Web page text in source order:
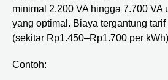
minimal 2.200 VA hingga 7.700 VA
yang optimal. Biaya tergantung
(sekitar Rp1.450–Rp1.700 per
Contoh: